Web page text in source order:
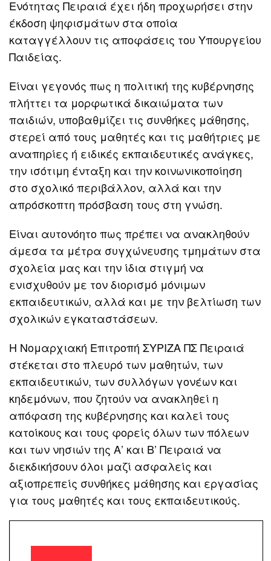
Ενότητας Πειραιά έχει ήδη προχωρήσει στην
έκδοση ψηφισμάτων στα οποία
καταγγέλλουν τις αποφάσεις του Υπουργείου
Παιδείας.
Είναι γεγονός πως η πολιτική της κυβέρνησης
πλήττει τα μορφωτικά δικαιώματα των
παιδιών, υποβαθμίζει τις συνθήκες μάθησης,
στερεί από τους μαθητές και τις μαθήτριες με
αναπηρίες ή ειδικές εκπαιδευτικές ανάγκες,
την ισότιμη ένταξη και την κοινωνικοποίηση
στο σχολικό περιβάλλον, αλλά και την
απρόσκοπτη πρόσβαση τους στη γνώση.
Είναι αυτονόητο πως πρέπει να ανακληθούν
άμεσα τα μέτρα συγχώνευσης τμημάτων στα
σχολεία μας και την ίδια στιγμή να
ενισχυθούν με τον διορισμό μόνιμων
εκπαιδευτικών, αλλά και με την βελτίωση των
σχολικών εγκαταστάσεων.
Η Νομαρχιακή Επιτροπή ΣΥΡΙΖΑ ΠΣ Πειραιά
στέκεται στο πλευρό των μαθητών, των
εκπαιδευτικών, των συλλόγων γονέων και
κηδεμόνων, που ζητούν να ανακληθεί η
απόφαση της κυβέρνησης και καλεί τους
κατοίκους και τους φορείς όλων των πόλεων
και των νησιών της Α’ και Β’ Πειραιά να
διεκδικήσουν όλοι μαζί ασφαλείς και
αξιοπρεπείς συνθήκες μάθησης και εργασίας
για τους μαθητές και τους εκπαιδευτικούς.